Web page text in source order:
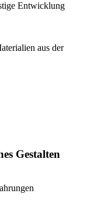
Entwicklung
aus der
Gestalten